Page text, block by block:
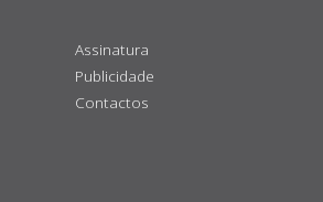
Assinatura
Publicidade
Contactos